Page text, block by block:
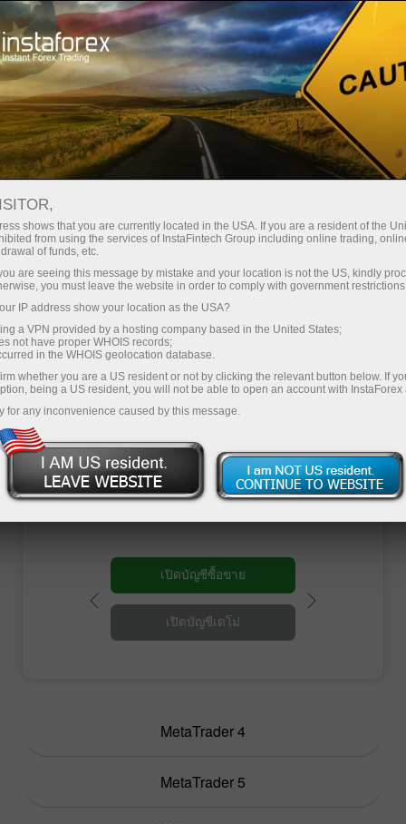
สำหรับเทรดเดอร์ เงื่อนไขการซื้อขาย IFXGear
แพลตฟอร์มเทรด
ออนไลน์ - เทรดฟอเร็กซ์
ออนไลน์ | InstaForex
ลูกค้าทุกท่านของ InstaForex สามารถเลือก
แพลตฟอร์มการซื้อขายได้อย่างอิสระ ให้เหมาะ
กับความต้องการของพวกเขามากที่สุดต่อการซื้อ
ขายในตลาดการเงินระดับโลก ในวันนี้บริษัทได้
มอบเทอร์มินัลการซื้อขายยอดนิยมออกมาอย่าง
เหล่านี้ตอบโจทย์ความต้องการของแต่ละบุคคล
ด้านล่างนี้คุณจะพบว่าแพลตฟอร์มไหนเหมาะกับ
เป้าหมายการซื้อขายให้มากที่สุด
เปิดบัญชีซื้อขาย
เปิดบัญชีเดโม่
MetaTrader 4
MetaTrader 5
shows that you are currently located in the USA. If you are a resident of the
from using the services of InstaFintech Group including online trading,
of funds, etc.
are seeing this message by mistake and your location is not the US, kindly
you must leave the website in order to comply with government
IP address show your location as the USA?
a VPN provided by a hosting company based in the United States;
not have proper WHOIS records;
in the WHOIS geolocation database.
whether you are a US resident or not by clicking the relevant button below. If
being a US resident, you will not be able to open an account with InstaForex
for any inconvenience caused by this message.